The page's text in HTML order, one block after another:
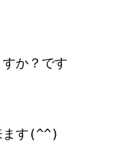
か？です
ます(^^)